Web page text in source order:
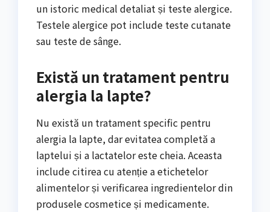
un istoric medical detaliat și teste alergice.
Testele alergice pot include teste cutanate
sau teste de sânge.
Există un tratament pentru
alergia la lapte?
Nu există un tratament specific pentru
alergia la lapte, dar evitatea completă a
laptelui și a lactatelor este cheia. Aceasta
include citirea cu atenție a etichetelor
alimentelor și verificarea ingredientelor din
produsele cosmetice și medicamente.